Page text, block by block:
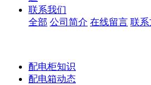
联系我们
全部 公司简介 在线留言 联
配电柜知识
配电箱动态